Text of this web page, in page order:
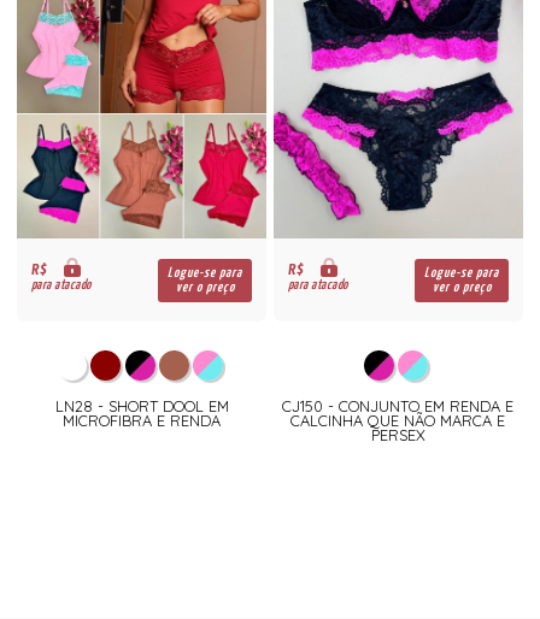
R$
para atacado
Logue-se para
ver o preço
LN28 - SHORT DOOL EM
MICROFIBRA E RENDA
R$
para atacado
Logue-se para
ver o preço
CJ150 - CONJUNTO EM RENDA E
CALCINHA QUE NÃO MARCA E
PERSEX